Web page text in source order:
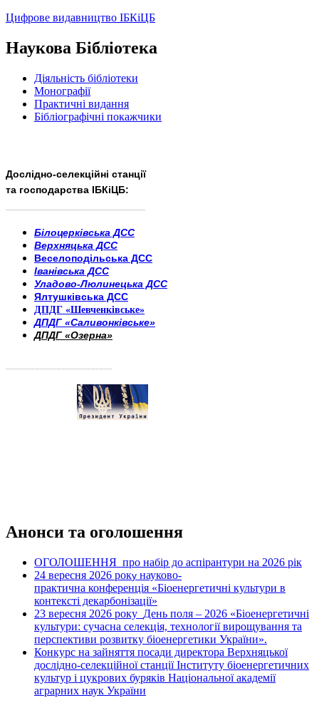
Цифрове видавництво ІБКіЦБ
Наукова Бібліотека
Діяльність бібліотеки
Монографії
Практичні видання
Бібліографічні покажчики
Дослідно-селекційні станції
та господарства ІБКіЦБ:
Білоцерківська ДСС
Верхняцька ДСС
Веселоподільська ДСС
Іванівська ДСС
Уладово-Люлинецька ДСС
Ялтушківська ДСС
ДПДГ «Шевченківське»
ДПДГ «Саливонківське»
ДПДГ «Озерна»
Анонси та оголошення
ОГОЛОШЕННЯ про набір до аспірантури на 2026 рік
24 вересня 2026 року науково-
практична конференція «Біоенергетичні культури в
контексті декарбонізації»
23 вересня 2026 року День поля – 2026 «Біоенергетичні
культури: сучасна селекція, технології вирощування та
перспективи розвитку біоенергетики України».
Конкурс на зайняття посади директора Верхняцької
дослідно-селекційної станції Інституту біоенергетичних
культур і цукрових буряків Національної академії
аграрних наук України